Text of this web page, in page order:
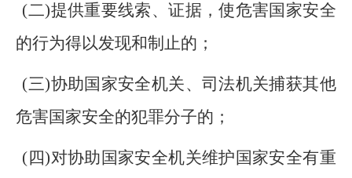
(二)提供重要线索、证据，使危害国家安全
的行为得以发现和制止的；
(三)协助国家安全机关、司法机关捕获其他
危害国家安全的犯罪分子的；
(四)对协助国家安全机关维护国家安全有重